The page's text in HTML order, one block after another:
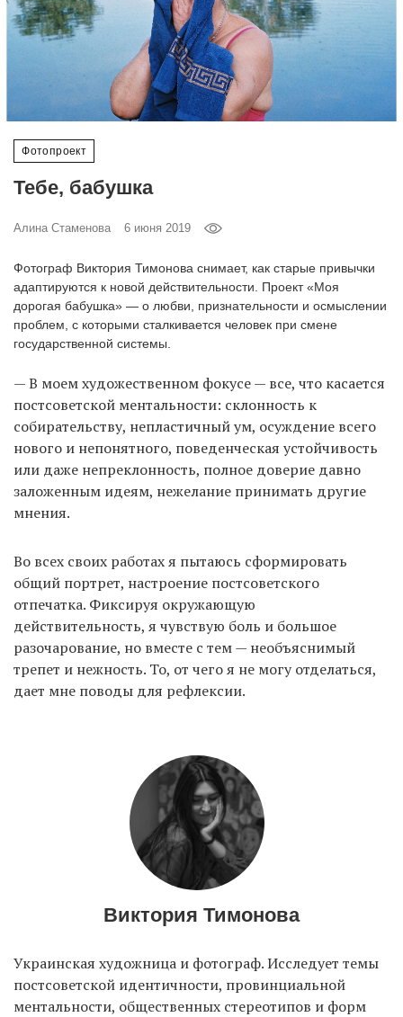
EN
UA
Фотопроект
Тебе, бабушка
Алина Стаменова 6 июня 2019
Фотограф Виктория Тимонова снимает, как старые привычки
адаптируются к новой действительности. Проект «Моя
дорогая бабушка» — о любви, признательности и осмыслении
проблем, с которыми сталкивается человек при смене
государственной системы.
— В моем художественном фокусе — все, что касается
постсоветской ментальности: склонность к
собирательству, непластичный ум, осуждение всего
нового и непонятного, поведенческая устойчивость
или даже непреклонность, полное доверие давно
заложенным идеям, нежелание принимать другие
мнения.
Во всех своих работах я пытаюсь сформировать
общий портрет, настроение постсоветского
отпечатка. Фиксируя окружающую
действительность, я чувствую боль и большое
разочарование, но вместе с тем — необъяснимый
трепет и нежность. То, от чего я не могу отделаться,
дает мне поводы для рефлексии.
Виктория Тимонова
Украинская художница и фотограф. Исследует темы
постсоветской идентичности, провинциальной
ментальности, общественных стереотипов и форм